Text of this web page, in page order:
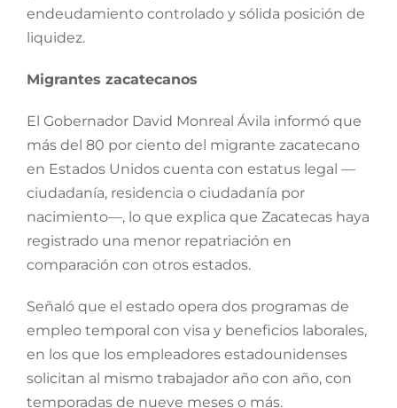
endeudamiento controlado y sólida posición de
liquidez.
Migrantes zacatecanos
El Gobernador David Monreal Ávila informó que
más del 80 por ciento del migrante zacatecano
en Estados Unidos cuenta con estatus legal —
ciudadanía, residencia o ciudadanía por
nacimiento—, lo que explica que Zacatecas haya
registrado una menor repatriación en
comparación con otros estados.
Señaló que el estado opera dos programas de
empleo temporal con visa y beneficios laborales,
en los que los empleadores estadounidenses
solicitan al mismo trabajador año con año, con
temporadas de nueve meses o más.